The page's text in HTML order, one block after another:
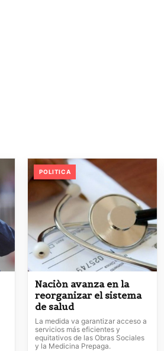
POLITICA
Naciòn avanza en la
reorganizar el sistema
de salud
La medida va garantizar acceso a
servicios más eficientes y
equitativos de las Obras Sociales
y la Medicina Prepaga.